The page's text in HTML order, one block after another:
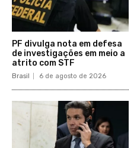
PF divulga nota em defesa
de investigações em meio a
atrito com STF
Brasil 6 de agosto de 2026